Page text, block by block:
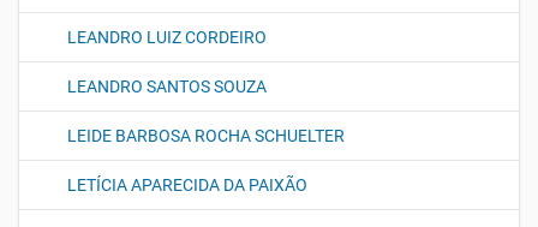
LEANDRO LUIZ CORDEIRO
LEANDRO SANTOS SOUZA
LEIDE BARBOSA ROCHA SCHUELTER
LETÍCIA APARECIDA DA PAIXÃO